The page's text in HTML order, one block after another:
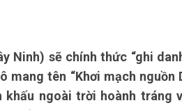
Ninh) sẽ chính thức “ghi
tên “Khơi mạch nguồn
khấu ngoài trời hoành tráng